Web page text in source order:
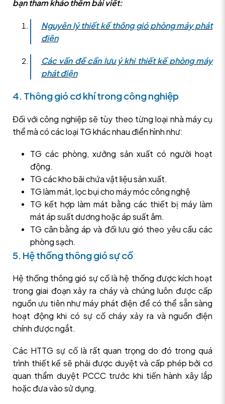
bạn tham khảo thêm bài viết:
Nguyên lý thiết kế thông gió phòng máy phát
điện
Các vấn đề cần lưu ý khi thiết kế phòng máy
phát điện
4. Thông gió cơ khí trong công nghiệp
Đối với công nghiệp sẽ tùy theo từng loại nhà máy cụ
thể mà có các loại TG khác nhau điển hình như:
TG các phòng, xưởng sản xuất có người hoạt
động.
TG các kho bãi chứa vật liệu sản xuất.
TG làm mát, lọc bụi cho máy móc công nghệ
TG kết hợp làm mát bằng các thiết bị máy làm
mát áp suất dương hoặc áp suất âm.
TG cân bằng áp và đối lưu gió theo yêu cầu các
phòng sạch.
5. Hệ thống thông gió sự cố
Hệ thống thông gió sự cố là hệ thống được kích hoạt
trong giai đoạn xảy ra cháy và chúng luôn được cấp
nguồn ưu tiên như máy phát điện để có thể sẵn sàng
hoạt động khi có sự cố cháy xảy ra và nguồn điện
chính được ngắt.
Các HTTG sự cố là rất quan trọng do đó trong quá
trình thiết kế sẽ phải được duyệt và cấp phép bởi cơ
quan thẩm duyệt PCCC trước khi tiến hành xây lắp
hoặc đưa vào sử dụng.